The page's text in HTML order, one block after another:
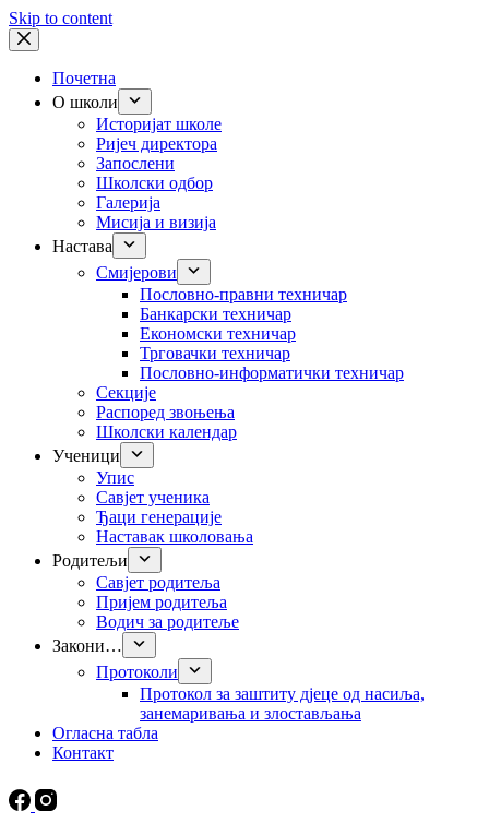
Skip to content
Почетна
О школи
Историјат школе
Ријеч директора
Запослени
Школски одбор
Галерија
Мисија и визија
Настава
Смијерови
Пословно-правни техничар
Банкарски техничар
Економски техничар
Трговачки техничар
Пословно-информатички техничар
Секције
Распоред звоњења
Школски календар
Ученици
Упис
Савјет ученика
Ђаци генерације
Наставак школовања
Родитељи
Савјет родитеља
Пријем родитеља
Водич за родитеље
Закони…
Протоколи
Прoтокол за заштиту дјеце од насиља,
занемаривања и злостављања
Огласна табла
Контакт